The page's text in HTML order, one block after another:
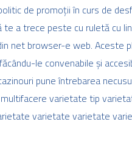
de promoții în curs de
a trece peste cu ruletă cu
net browser-e web. Aceste
le convenabile și
pune întrebarea
varietate tip
varietate varietate